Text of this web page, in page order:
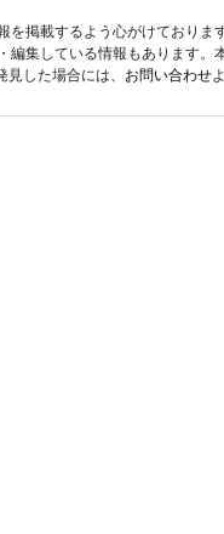
を掲載するよう心がけており
編集している情報もあります
した場合には、 お問い合わせ